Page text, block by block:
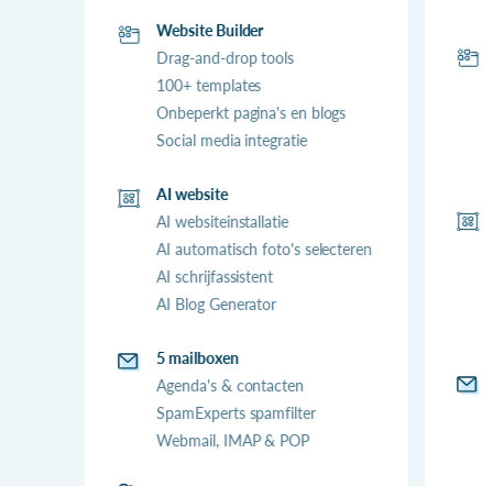
Website Builder
Drag-and-drop tools
100+ templates
Onbeperkt pagina's en blogs
Social media integratie
AI website
AI websiteinstallatie
AI automatisch foto's selecteren
AI schrijfassistent
AI Blog Generator
5 mailboxen
Agenda's & contacten
SpamExperts spamfilter
Webmail, IMAP & POP